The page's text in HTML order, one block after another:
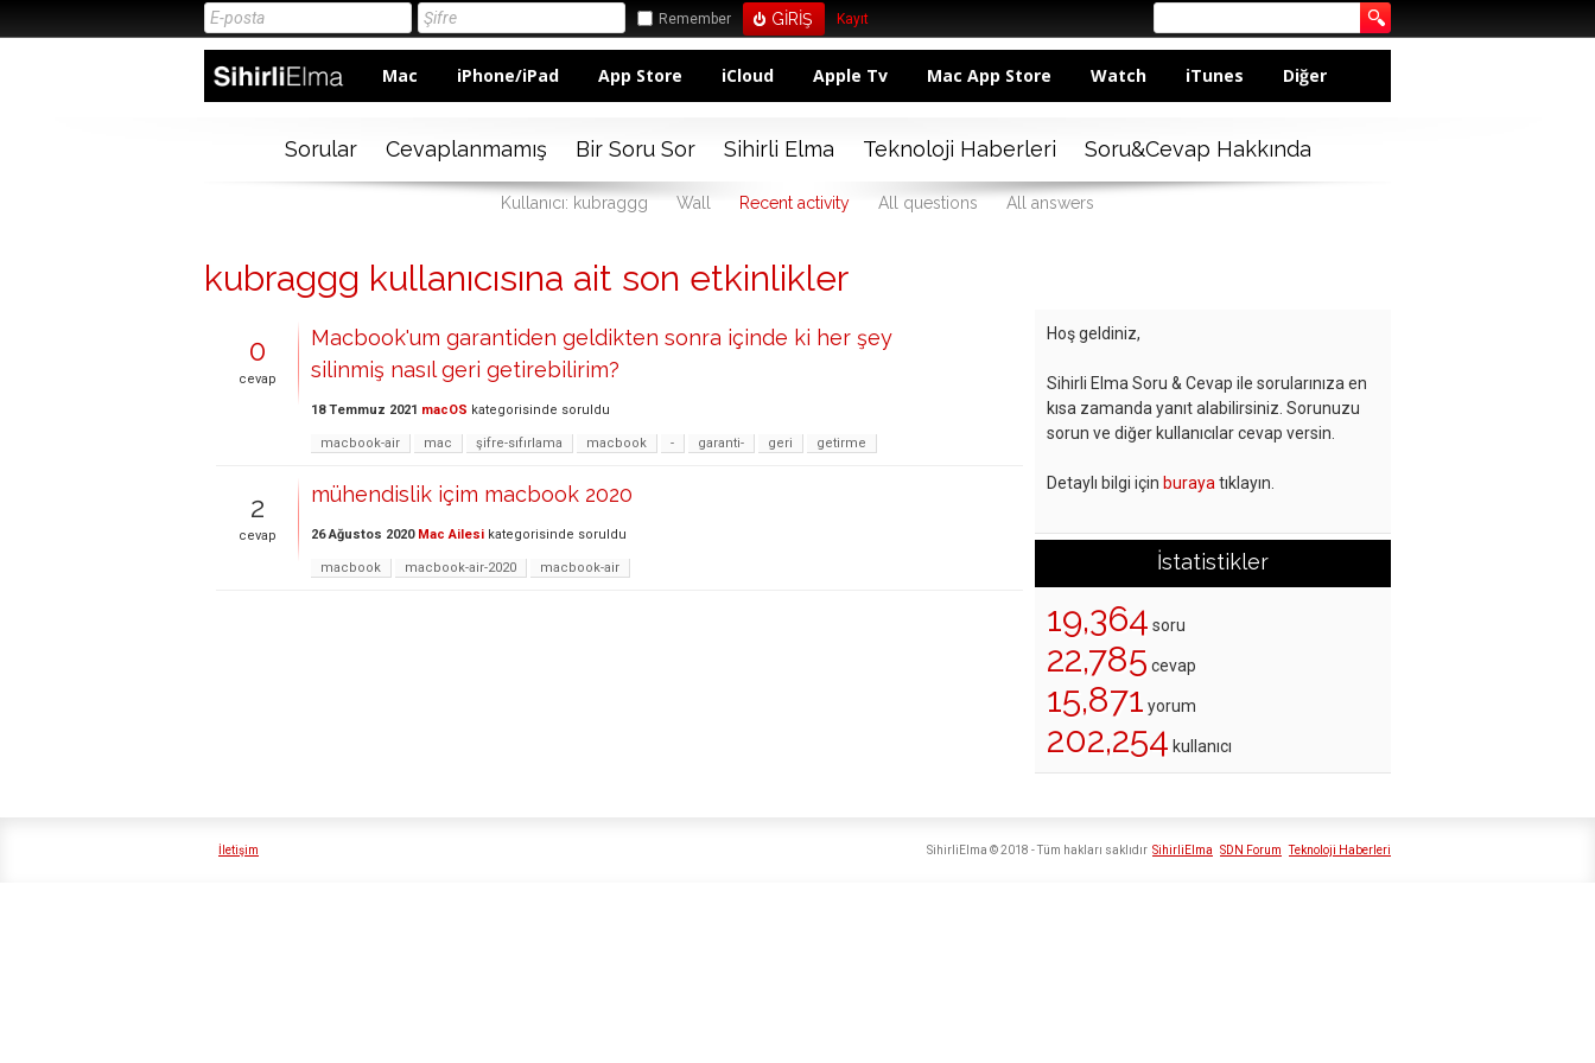
Remember Kayıt
Mac iPhone/iPad App Store iCloud Apple Tv Mac App Store Watch iTunes Diğer
Sorular Cevaplanmamış Bir Soru Sor Sihirli Elma Teknoloji Haberleri Soru&Cevap Hakkında
Kullanıcı: kubraggg Wall Recent activity All questions All answers
kubraggg kullanıcısına ait son etkinlikler
0
cevap
Macbook'um garantiden geldikten sonra içinde ki her şey
silinmiş nasıl geri getirebilirim?
18 Temmuz 2021 macOS kategorisinde soruldu
macbook-air mac şifre-sıfırlama macbook - garanti- geri getirme
2
cevap
mühendislik içim macbook 2020
26 Ağustos 2020 Mac Ailesi kategorisinde soruldu
macbook macbook-air-2020 macbook-air
Hoş geldiniz,
Sihirli Elma Soru & Cevap ile sorularınıza en
kısa zamanda yanıt alabilirsiniz. Sorunuzu
sorun ve diğer kullanıcılar cevap versin.
Detaylı bilgi için buraya tıklayın.
İstatistikler
19,364 soru
22,785 cevap
15,871 yorum
202,254 kullanıcı
İletişim SihirliElma SDN Forum Teknoloji Haberleri
SihirliElma © 2018 - Tüm hakları saklıdır